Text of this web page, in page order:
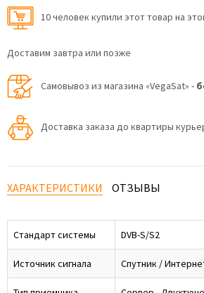
10 человек купили этот товар на
Доставим завтра или позже
Самовывоз из магазина «VegaSat» -
Доставка заказа до квартиры
ХАРАКТЕРИСТИКИ ОТЗЫВЫ
Стандарт системы DVB-S/S2
Источник сигнала Спутник /